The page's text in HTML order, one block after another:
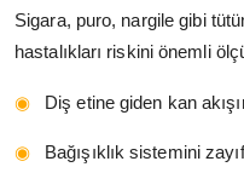
Sigara, puro, nargile gibi
hastalıkları riskini önemli
Diş etine giden kan
Bağışıklık sistemini